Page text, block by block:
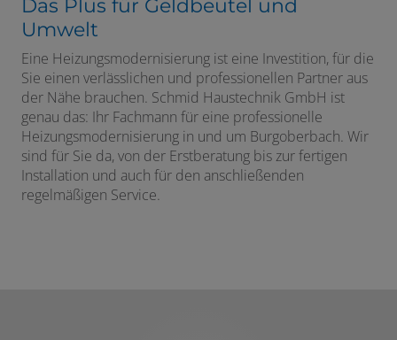
Das Plus für Geldbeutel und
Umwelt
Eine Heizungsmodernisierung ist eine Investition, für die
Sie einen verlässlichen und professionellen Partner aus
der Nähe brauchen. Schmid Haustechnik GmbH ist
genau das: Ihr Fachmann für eine professionelle
Heizungsmodernisierung in und um Burgoberbach. Wir
sind für Sie da, von der Erstberatung bis zur fertigen
Installation und auch für den anschließenden
regelmäßigen Service.
schließen
und schließen
öffnen und schließen